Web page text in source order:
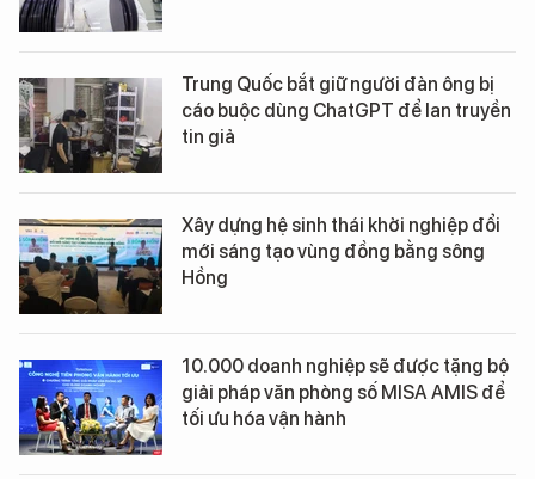
Trung Quốc bắt giữ người đàn ông bị
cáo buộc dùng ChatGPT để lan truyền
tin giả
Xây dựng hệ sinh thái khởi nghiệp đổi
mới sáng tạo vùng đồng bằng sông
Hồng
10.000 doanh nghiệp sẽ được tặng bộ
giải pháp văn phòng số MISA AMIS để
tối ưu hóa vận hành